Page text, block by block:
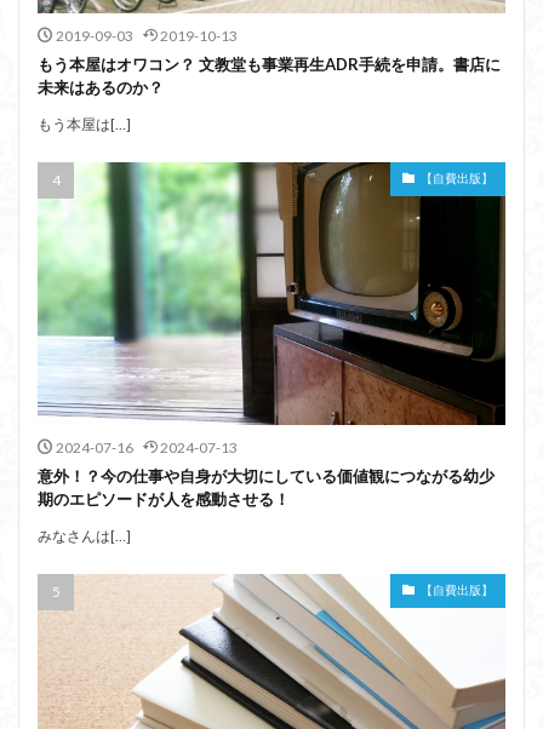
2019-09-03 2019-10-13
もう本屋はオワコン？ 文教堂も事業再生ADR手続を申請。書店に
未来はあるのか？
もう本屋は[…]
【自費出版】
2024-07-16 2024-07-13
意外！？今の仕事や自身が大切にしている価値観につながる幼少
期のエピソードが人を感動させる！
みなさんは[…]
【自費出版】